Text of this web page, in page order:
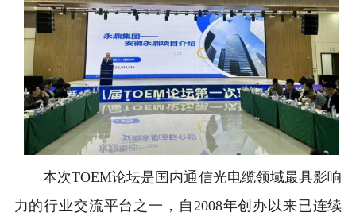
本次TOEM论坛是国内通信光电缆领域最具影响
力的行业交流平台之一，自2008年创办以来已连续